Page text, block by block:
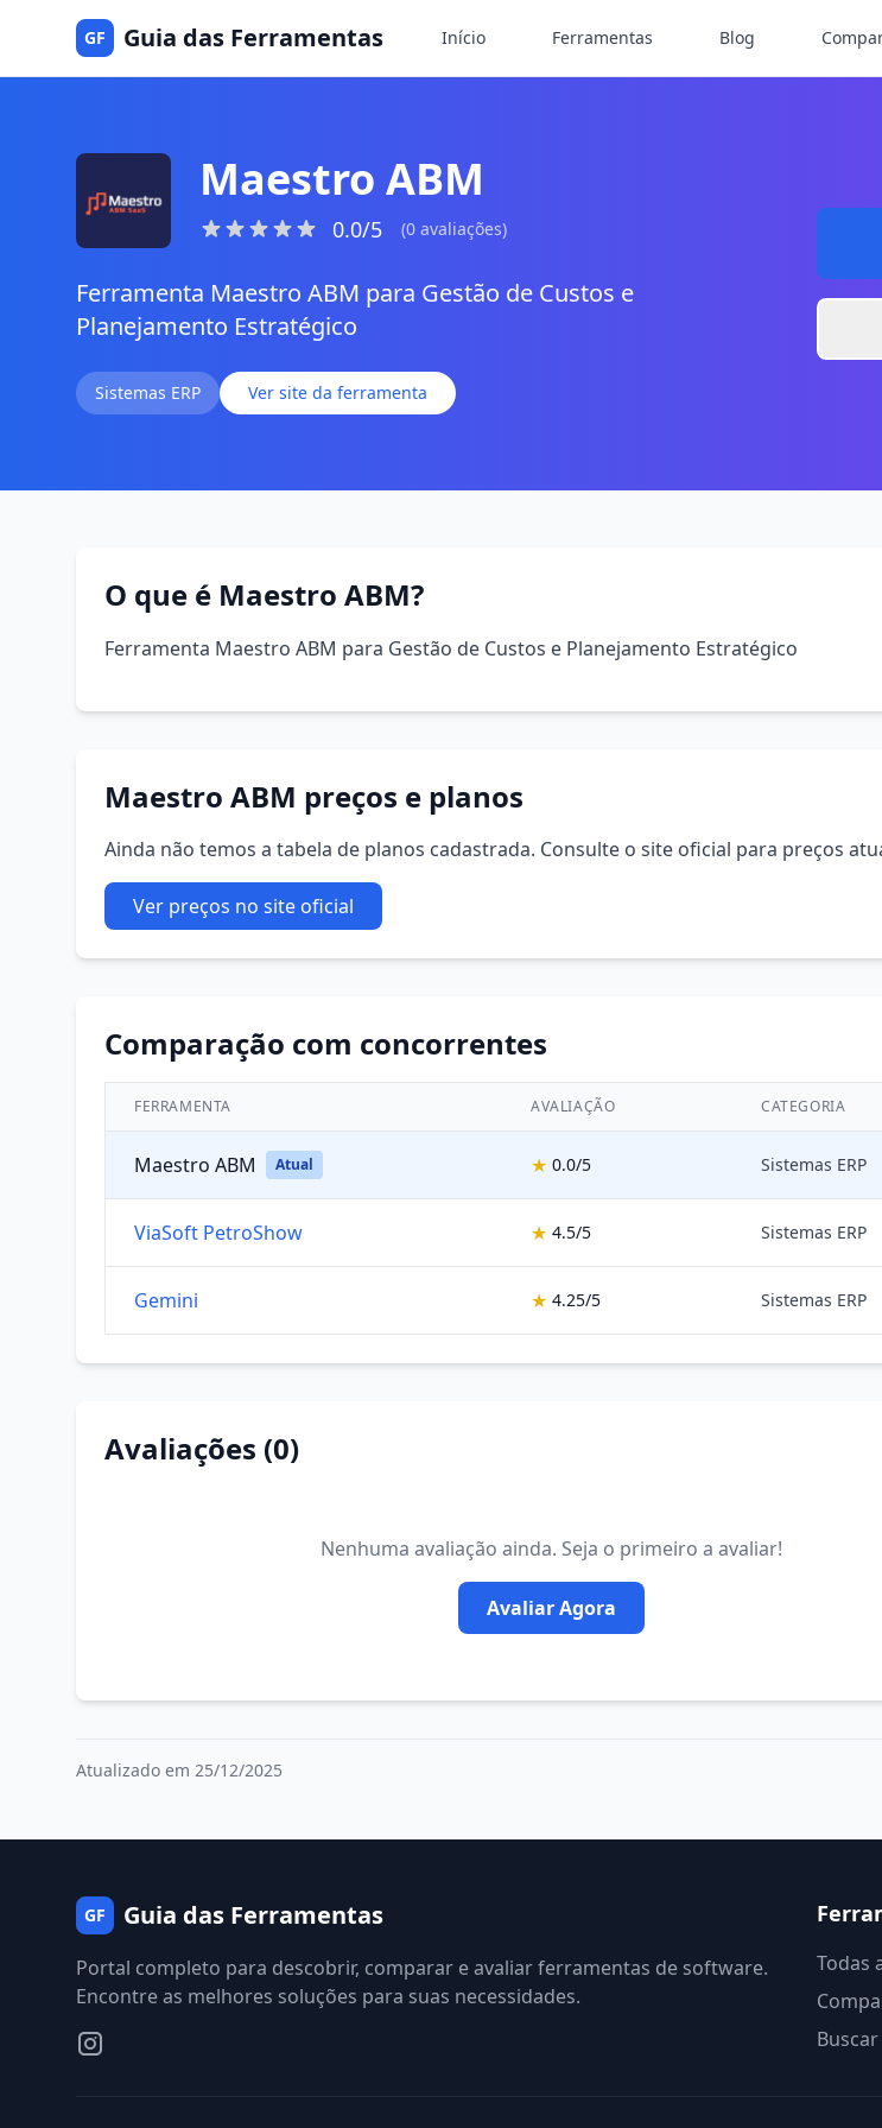
GF Guia das Ferramentas Início Ferramentas Blog
Maestro ABM
0.0/5 (0 avaliações)
Ferramenta Maestro ABM para Gestão de Custos e
Planejamento Estratégico
Sistemas ERP Ver site da ferramenta
O que é Maestro ABM?
Ferramenta Maestro ABM para Gestão de Custos e Planejamento Estratégico
Maestro ABM preços e planos
Ainda não temos a tabela de planos cadastrada. Consulte o site oficial para preços
Ver preços no site oficial
Comparação com concorrentes
FERRAMENTA AVALIAÇÃO CATEGORIA
Maestro ABM Atual ★ 0.0/5 Sistemas ERP
ViaSoft PetroShow ★ 4.5/5 Sistemas ERP
Gemini ★ 4.25/5 Sistemas ERP
Avaliações (0)
Nenhuma avaliação ainda. Seja o primeiro a avaliar!
Avaliar Agora
Atualizado em 25/12/2025
GF Guia das Ferramentas
Portal completo para descobrir, comparar e avaliar ferramentas de software.
Encontre as melhores soluções para suas necessidades.
Todas
Buscar